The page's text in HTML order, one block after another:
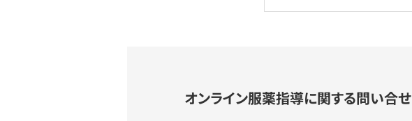
オンライン服薬指導に関する問い合せ